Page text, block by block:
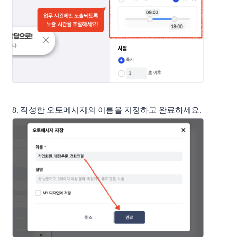
8. 작성한 오토메시지의 이름을 지정하고 완료하세요.